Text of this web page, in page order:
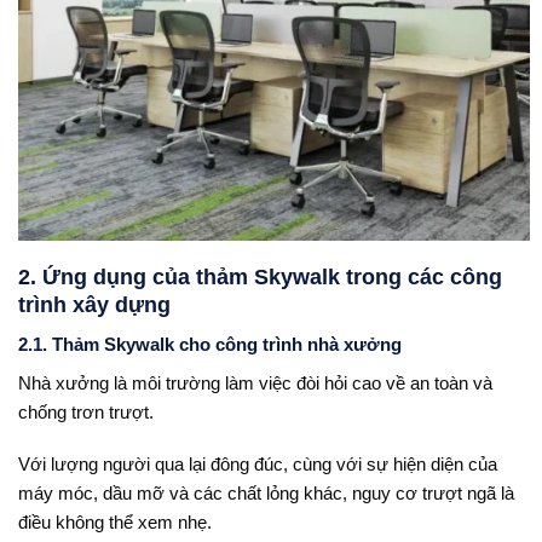
2. Ứng dụng của thảm Skywalk trong các công
trình xây dựng
2.1. Thảm Skywalk cho công trình nhà xưởng
Nhà xưởng là môi trường làm việc đòi hỏi cao về an toàn và
chống trơn trượt.
Với lượng người qua lại đông đúc, cùng với sự hiện diện của
máy móc, dầu mỡ và các chất lỏng khác, nguy cơ trượt ngã là
điều không thể xem nhẹ.